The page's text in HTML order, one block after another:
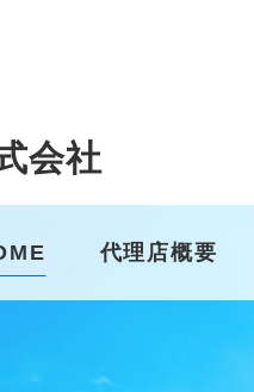
会社
代理店概要